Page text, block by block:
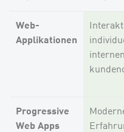
Web-
Applikationen
Progressive
Web Apps